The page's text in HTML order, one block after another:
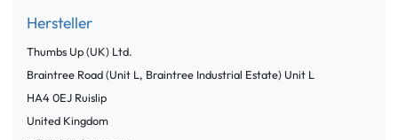
Hersteller
Thumbs Up (UK) Ltd.
Braintree Road (Unit L, Braintree Industrial Estate) Unit L
HA4 0EJ Ruislip
United Kingdom